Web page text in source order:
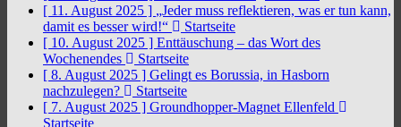
[ 11. August 2025 ] „Jeder muss reflektieren, was er tun kann,
damit es besser wird!“
Startseite
[ 10. August 2025 ] Enttäuschung – das Wort des
Wochenendes
Startseite
[ 8. August 2025 ] Gelingt es Borussia, in Hasborn
nachzulegen?
Startseite
[ 7. August 2025 ] Groundhopper-Magnet Ellenfeld
Startseite